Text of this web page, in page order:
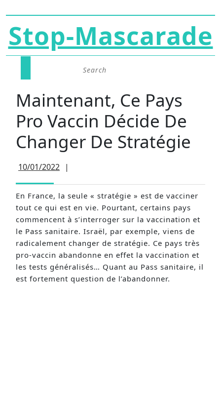
content
Stop-Mascarade
Button
Search
Maintenant, Ce Pays
Pro Vaccin Décide De
Changer De Stratégie
10/01/2022 10/01/2022
|
En France, la seule « stratégie » est de vacciner
tout ce qui est en vie. Pourtant, certains pays
commencent à s’interroger sur la vaccination et
le Pass sanitaire. Israël, par exemple, viens de
radicalement changer de stratégie. Ce pays très
pro-vaccin abandonne en effet la vaccination et
les tests généralisés… Quant au Pass sanitaire, il
est fortement question de l’abandonner.